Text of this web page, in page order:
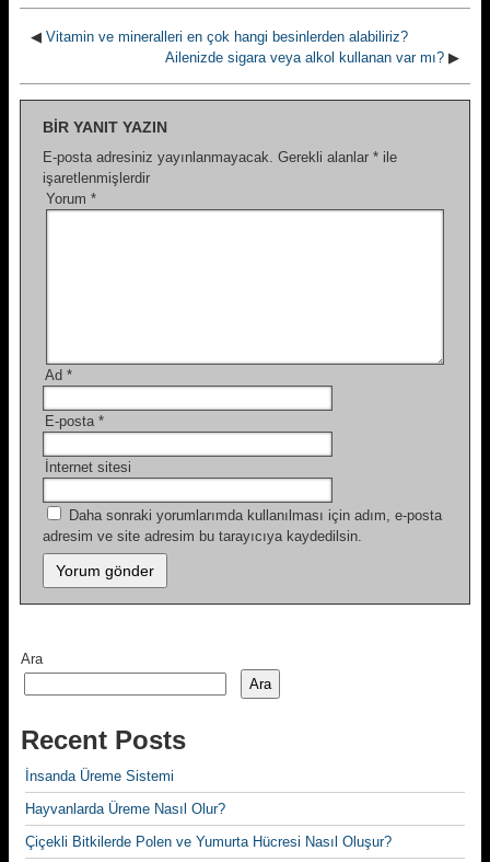
◀ Vitamin ve mineralleri en çok hangi besinlerden alabiliriz?
Ailenizde sigara veya alkol kullanan var mı? ▶
BIR YANIT YAZIN
E-posta adresiniz yayınlanmayacak. Gerekli alanlar * ile
işaretlenmişlerdir
Yorum *
Ad *
E-posta *
İnternet sitesi
Daha sonraki yorumlarımda kullanılması için adım, e-posta
adresim ve site adresim bu tarayıcıya kaydedilsin.
Ara
Ara
Recent Posts
İnsanda Üreme Sistemi
Hayvanlarda Üreme Nasıl Olur?
Çiçekli Bitkilerde Polen ve Yumurta Hücresi Nasıl Oluşur?